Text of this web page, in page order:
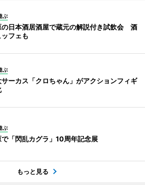
ぶ
の日本酒居酒屋で蔵元の解説付き試飲会 酒
フェも
ぶ
ーカス「クロちゃん」がアクションフィギ
ぶ
「閃乱カグラ」10周年記念展
もっと見る